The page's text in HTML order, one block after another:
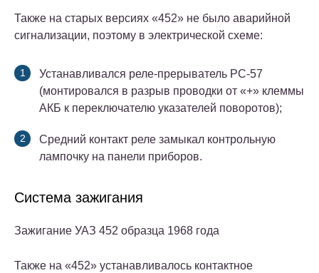
Также на старых версиях «452» не было аварийной
сигнализации, поэтому в электрической схеме:
Устанавливался реле-прерыватель РС-57
(монтировался в разрыв проводки от «+» клеммы
АКБ к переключателю указателей поворотов);
Средний контакт реле замыкал контрольную
лампочку на панели приборов.
Система зажигания
Зажигание УАЗ 452 образца 1968 года
Также на «452» устанавливалось контактное